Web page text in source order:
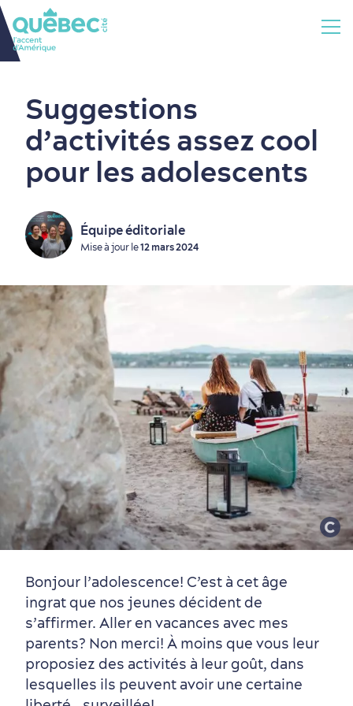
Suggestions
d’activités assez cool
pour les adolescents
Équipe éditoriale
Mise à jour le12 mars 2024
Bonjour l’adolescence! C’est à cet âge
ingrat que nos jeunes décident de
s’affirmer. Aller en vacances avec mes
parents? Non merci! À moins que vous leur
proposiez des activités à leur goût, dans
lesquelles ils peuvent avoir une certaine